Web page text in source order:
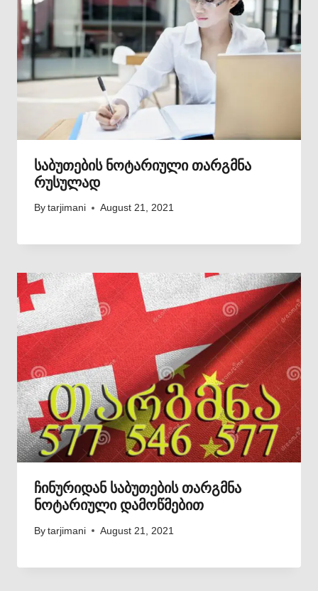
საბუთების ნოტარიული თარგმნა
რუსულად
By tarjimani August 21, 2021
ჩინურიდან საბუთების თარგმნა
ნოტარიული დამოწმებით
By tarjimani August 21, 2021